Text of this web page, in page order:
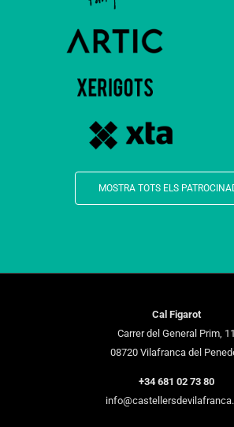
MOSTRA TOTS ELS
Cal Figarot
Carrer del General Prim, 11
08720 Vilafranca del
+34 681 02 73 80